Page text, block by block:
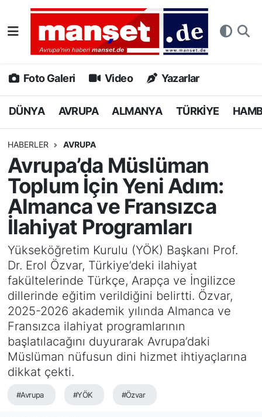
Foto Galeri Video Yazarlar
DÜNYA AVRUPA ALMANYA TÜRKİYE
HABERLER AVRUPA
Avrupa’da Müslüman
Toplum İçin Yeni Adım:
Almanca ve Fransızca
İlahiyat Programları
Yükseköğretim Kurulu (YÖK) Başkanı Prof.
Dr. Erol Özvar, Türkiye’deki ilahiyat
fakültelerinde Türkçe, Arapça ve İngilizce
dillerinde eğitim verildiğini belirtti. Özvar,
2025-2026 akademik yılında Almanca ve
Fransızca ilahiyat programlarının
başlatılacağını duyurarak Avrupa’daki
Müslüman nüfusun dini hizmet ihtiyaçlarına
dikkat çekti.
#Avrupa #YÖK #Özvar
DÜNYA
AVRUPA
ALMANYA
HAMBURG
SPOR
DEUTSCH
EKONOMİ
SİYASET
SAĞLIK
Nöbetçi Eczaneler
Hava Durumu
Namaz Vakitleri
Puan Durumu ve Fikstür
Tüm Manşetler
Son Dakika Haberleri
Haber Arşivi